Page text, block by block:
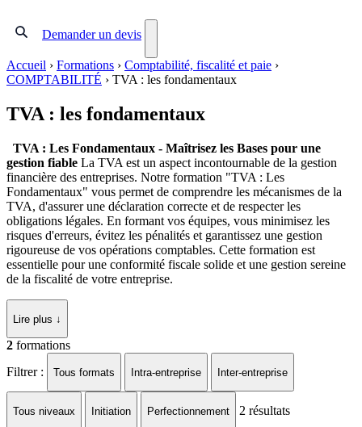
Demander un devis
Accueil › Formations › Comptabilité, fiscalité et paie ›
COMPTABILITÉ › TVA : les fondamentaux
TVA : les fondamentaux
TVA : Les Fondamentaux - Maîtrisez les Bases pour une
gestion fiable La TVA est un aspect incontournable de la gestion
financière des entreprises. Notre formation "TVA : Les
Fondamentaux" vous permet de comprendre les mécanismes de la
TVA, d'assurer une déclaration correcte et de respecter les
obligations légales. En formant vos équipes, vous minimisez les
risques d'erreurs, évitez les pénalités et garantissez une gestion
rigoureuse de vos opérations comptables. Cette formation est
essentielle pour une conformité fiscale solide et une gestion sereine
de la fiscalité de votre entreprise.
Lire plus ↓
2 formations
Filtrer :
Tous formats Intra-entreprise Inter-entreprise
Tous niveaux Initiation Perfectionnement 2 résultats